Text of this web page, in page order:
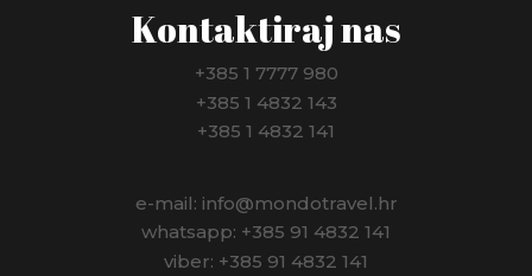
Kontaktiraj nas
+385 1 7777 980
+385 1 4832 143
+385 1 4832 141
e-mail: info@mondotravel.hr
whatsapp: +385 91 4832 141
viber: +385 91 4832 141